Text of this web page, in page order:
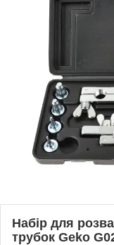
Набір для
трубок Geko